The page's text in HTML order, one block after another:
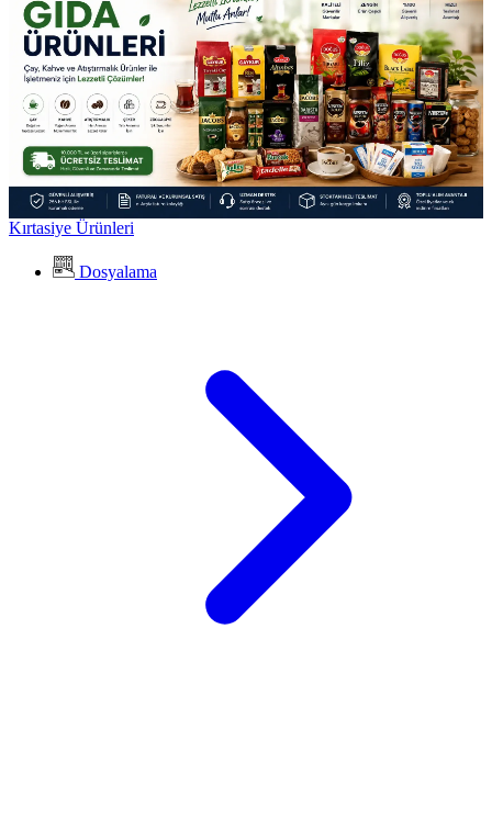
Kırtasiye Ürünleri
Dosyalama